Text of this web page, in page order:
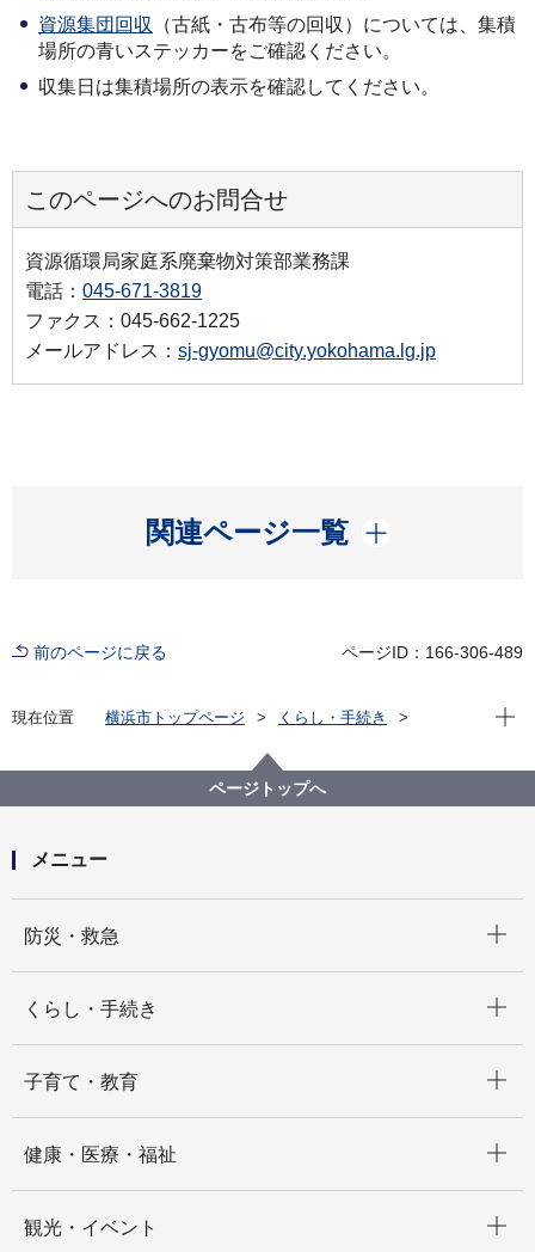
資源集団回収
（古紙・古布等の回収）については、集積
場所の青いステッカーをご確認ください。
収集日は集積場所の表示を確認してください。
このページへのお問合せ
資源循環局家庭系廃棄物対策部業務課
電話： 045-671-3819
ファクス：045-662-1225
メールアドレス： sj-gyomu@city.yokohama.lg.jp
関連ページ一覧
開く
前のページに戻る ページID：166-306-489
現在位置 横浜市トップページ
くらし・手続き
ごみと資源の分け方・出し方
ごみと資源の収集曜日
西区の収集曜日
西区の収集曜日 さ～そ
現在
ページトップへ
メニュー
防災・救急
くらし・手続き
子育て・教育
健康・医療・福祉
観光・イベント